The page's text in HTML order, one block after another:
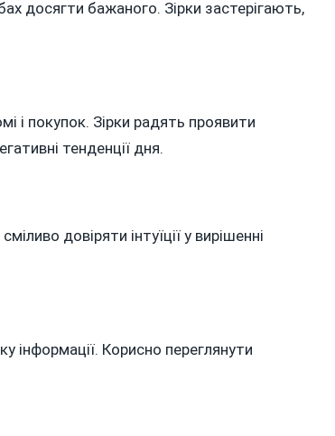
досягти бажаного. Зірки застерігають,
і покупок. Зірки радять проявити
тенденції дня.
довіряти інтуїції у вирішенні
інформації. Корисно переглянути